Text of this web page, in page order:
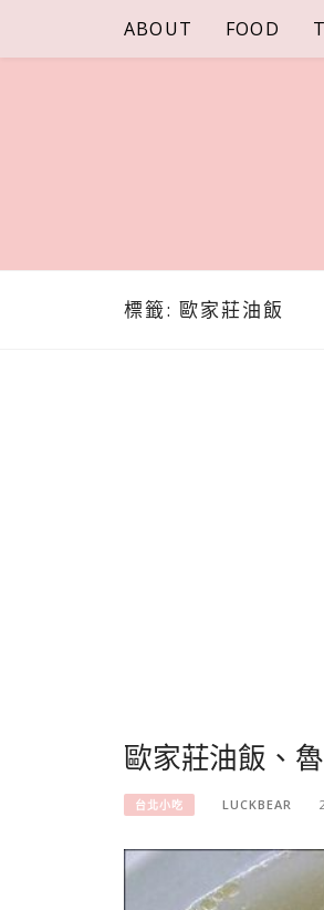
content
ABOUT FOOD
標籤: 歐家莊油飯
歐家莊油飯、
台北小吃 LUCKBEAR